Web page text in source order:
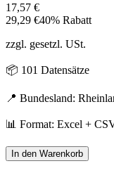
17,57 €
29,29 €40% Rabatt
zzgl. gesetzl. USt.
📦 101 Datensätze
📍 Bundesland:
📊 Format: Excel +
In den Warenkorb